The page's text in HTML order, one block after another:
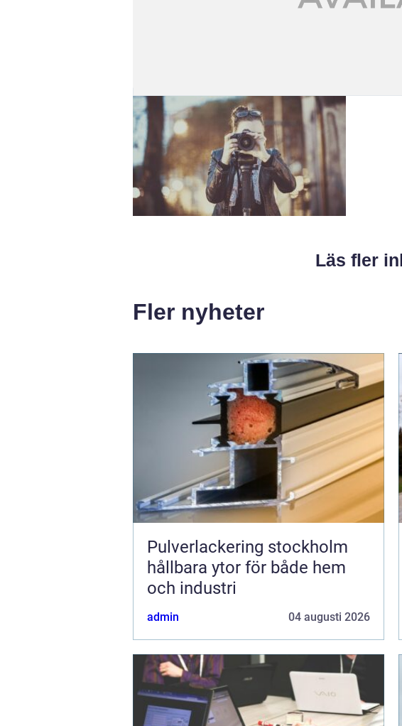
Läs fler
Fler nyheter
Pulverlackering stockholm
hållbara ytor för både hem
och industri
admin 04 augusti 2026